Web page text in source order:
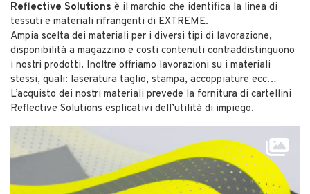
Reflective Solutions è il marchio che identifica la linea di
tessuti e materiali rifrangenti di EXTREME.
Ampia scelta dei materiali per i diversi tipi di lavorazione,
disponibilità a magazzino e costi contenuti contraddistinguono
i nostri prodotti. Inoltre offriamo lavorazioni su i materiali
stessi, quali: laseratura taglio, stampa, accoppiature ecc…
L’acquisto dei nostri materiali prevede la fornitura di cartellini
Reflective Solutions esplicativi dell’utilità di impiego.